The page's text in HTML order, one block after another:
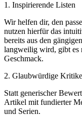
1. Inspirierende Listen
Wir helfen dir, den
nutzen hierfür das
bereits aus den
langweilig wird, gibt es
Geschmack.
2. Glaubwürdige
Statt generischer
Artikel mit fundierter
und Serien.